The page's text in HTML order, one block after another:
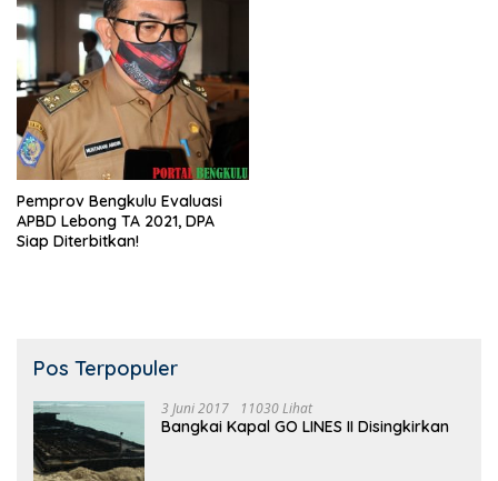
Pemprov Bengkulu Evaluasi
APBD Lebong TA 2021, DPA
Siap Diterbitkan!
Pos Terpopuler
3 Juni 2017 11030 Lihat
Bangkai Kapal GO LINES II Disingkirkan